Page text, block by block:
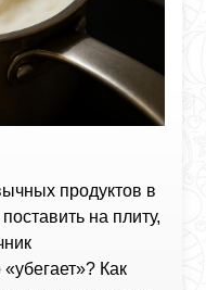
продуктов в
на плиту,
Как